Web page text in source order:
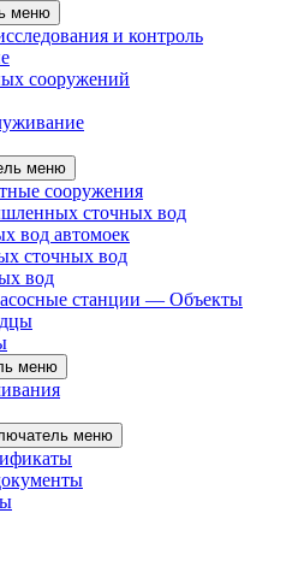
меню
и контроль
сооружений
меню
сооружения
сточных вод
вод автомоек
сточных вод
вод
станции — Объекты
меню
меню